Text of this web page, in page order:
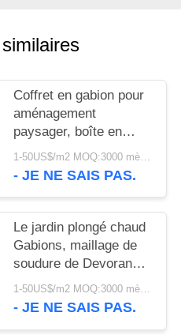
Coffret en gabion pour
aménagement
paysager, boîte en
treillis métallique
hexagonal galvanisé à
1-50US$/m2 MOQ:3000 mètres carrés
- JE NE SAIS PAS.
Le jardin plongé chaud
Gabions, maillage de
soudure de Devoran
lambrisse l'échantillon
disponible
1-50US$/m2 MOQ:3000 mètres carrés
- JE NE SAIS PAS.